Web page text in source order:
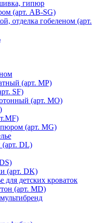
гипюр
(арт. AB-SG)
отделка гобеленом (арт.
(арт. MР)
SF)
(арт. MO)
(арт. MG)
DL)
(арт. DK)
для детских кроваток
(арт. MD)